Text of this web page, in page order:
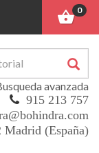
0
avanzada
915 213 757
Madrid (España)